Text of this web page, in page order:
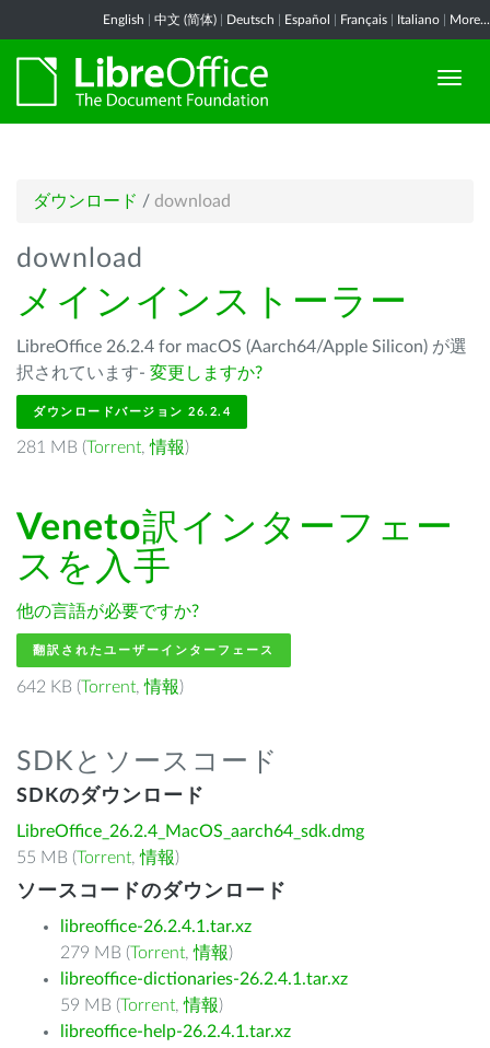
English 中文 (简体) Deutsch Español Français Italiano More...
ダウンロード / download
download
メインインストーラー
LibreOffice 26.2.4 for macOS (Aarch64/Apple Silicon) が選
択されています- 変更しますか?
ダウンロードバージョン 26.2.4
281 MB (Torrent,情報)
Veneto訳インターフェー
スを入手
他の言語が必要ですか?
翻訳されたユーザーインターフェース
642 KB (Torrent,情報)
SDKとソースコード
SDKのダウンロード
LibreOffice_26.2.4_MacOS_aarch64_sdk.dmg
55 MB (Torrent,情報)
ソースコードのダウンロード
libreoffice-26.2.4.1.tar.xz
279 MB (Torrent,情報)
libreoffice-dictionaries-26.2.4.1.tar.xz
59 MB (Torrent,情報)
libreoffice-help-26.2.4.1.tar.xz